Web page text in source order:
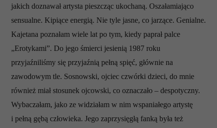
jakich doznawał artysta pieszcząc ukochaną. Oszałamiająco
sensualne. Kipiące energią. Nie tyle jasne, co jarzące. Genialne.
Kajetana poznałam wiele lat po tym, kiedy paprał palce
„Erotykami”. Do jego śmierci jesienią 1987 roku
przyjaźniliśmy się przyjaźnią pełną spięć, głównie na
zawodowym tle. Sosnowski, ojciec czwórki dzieci, do mnie
również miał stosunek ojcowski, co oznaczało – despotyczny.
Wybaczałam, jako ze widziałam w nim wspaniałego artystę
i pełną gębą człowieka. Jego zaprzysięgłą fanką była też